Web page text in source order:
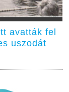
avatták fel
uszodát